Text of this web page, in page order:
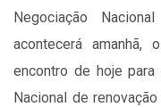
Negociação
acontecerá amanhã,
encontro de hoje para
Nacional de